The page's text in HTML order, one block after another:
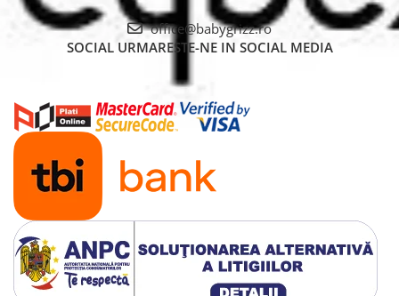
office@babygrizz.ro
SOCIAL URMARESTE-NE IN SOCIAL MEDIA